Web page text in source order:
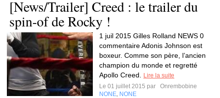
[News/Trailer] Creed : le trailer du
spin-of de Rocky !
1 juil 2015 Gilles Rolland NEWS 0
commentaire Adonis Johnson est
boxeur. Comme son père, l’ancien
champion du monde et regretté
Apollo Creed.
Lire la suite
Le 01 juillet 2015 par
Onrembobine
NONE NONE